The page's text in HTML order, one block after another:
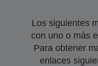
Los siguientes
con uno o más
Para obtener
enlaces